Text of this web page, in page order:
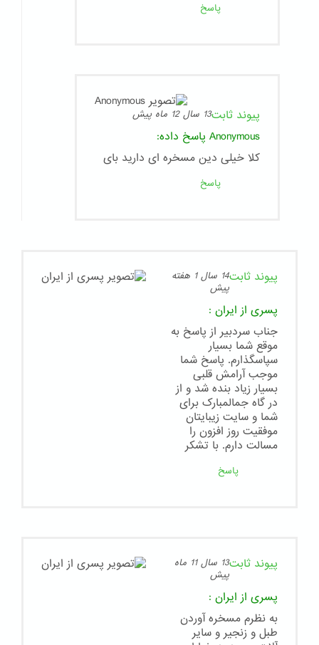
پاسخ
پیوند ثابت13 سال 12 ماه پیش
Anonymous پاسخ داده:
کلا خیلی دین مسخره ای دارید بای
پاسخ
پیوند ثابت
14 سال 1 هفته
پیش
پسری از ایران :
جناب سردبیر از پاسخ به
موقع شما بسیار
سپاسگذارم. پاسخ شما
موجب آرامش قلبی
بسیار زیاد بنده شد و از
در گاه جمالمبارک برای
شما و سایت زیبایتان
موفقیت روز افزون را
مسالت دارم. با تشکر
پاسخ
پیوند ثابت
13 سال 11 ماه
پیش
پسری از ایران :
به نظرم مسخره آوردن
طبل و زنجیر و سایر